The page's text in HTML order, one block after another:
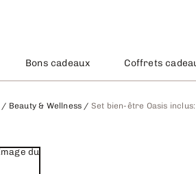
Bons cadeaux Coffrets
/ Beauty & Wellness / Set bien-être Oasis